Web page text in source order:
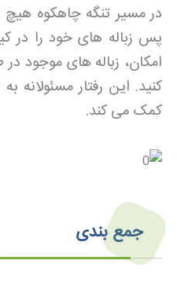
در مسیر تنگه چاهکوه هیچ
پس زباله‌ های خود را در
امکان، زباله‌ های موجود
کنید. این رفتار
کمک می‌ کند.
جمع‌ بندی